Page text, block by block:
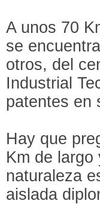
A unos 70
se
otros, del
Industrial
patentes en
Hay que
Km de
naturaleza
aislada